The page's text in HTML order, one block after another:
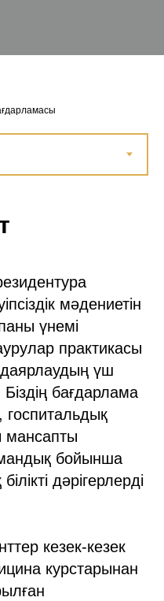
мәдениетін
үнемі
практикасы
даярлаудың үш
бағдарлама
мансапты
бойынша
дәрігерлерді
кезек-кезек
курстарынан